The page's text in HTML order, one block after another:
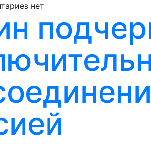
нет